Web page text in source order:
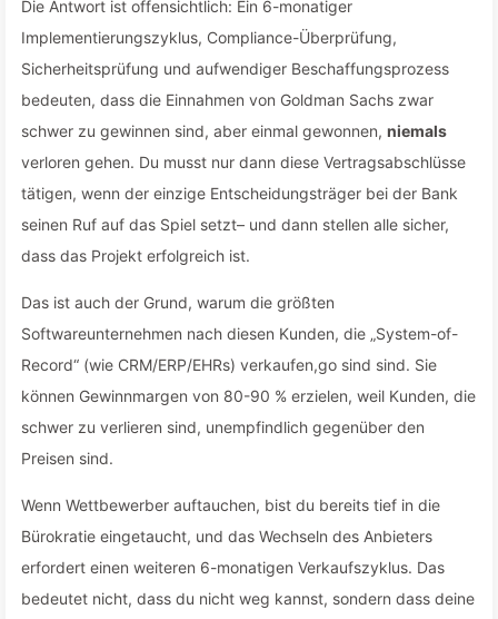
Die Antwort ist offensichtlich: Ein 6-monatiger
Implementierungszyklus, Compliance-Überprüfung,
Sicherheitsprüfung und aufwendiger Beschaffungsprozess
bedeuten, dass die Einnahmen von Goldman Sachs zwar
schwer zu gewinnen sind, aber einmal gewonnen, niemals
verloren gehen. Du musst nur dann diese Vertragsabschlüsse
tätigen, wenn der einzige Entscheidungsträger bei der Bank
seinen Ruf auf das Spiel setzt– und dann stellen alle sicher,
dass das Projekt erfolgreich ist.
Das ist auch der Grund, warum die größten
Softwareunternehmen nach diesen Kunden, die „System-of-
Record“ (wie CRM/ERP/EHRs) verkaufen,go sind sind. Sie
können Gewinnmargen von 80-90 % erzielen, weil Kunden, die
schwer zu verlieren sind, unempfindlich gegenüber den
Preisen sind.
Wenn Wettbewerber auftauchen, bist du bereits tief in die
Bürokratie eingetaucht, und das Wechseln des Anbieters
erfordert einen weiteren 6-monatigen Verkaufszyklus. Das
bedeutet nicht, dass du nicht weg kannst, sondern dass deine